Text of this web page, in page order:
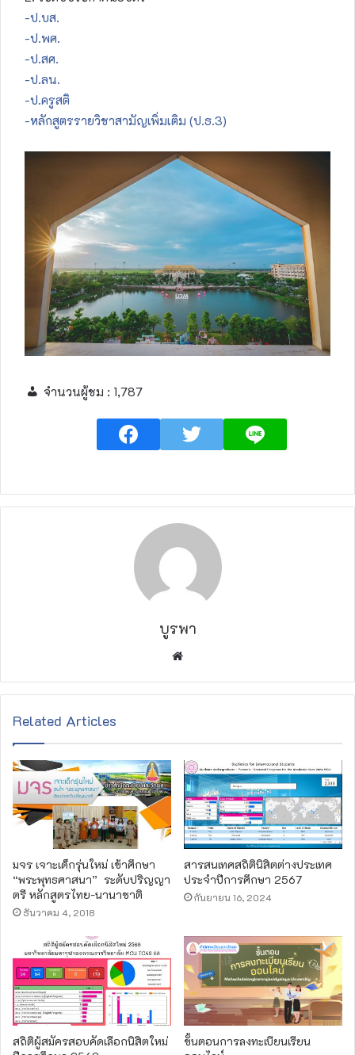
-ป.บส.
-ป.พศ.
-ป.สศ.
-ป.ลน.
-ป.ครูสติ
-หลักสูตรรายวิชาสามัญเพิ่มเติม (ป.ธ.3)
จำนวนผู้ชม : 1,787
บูรพา
b
e
Related Articles
มจร​ เจาะเด็กรุ่นใหม่​ เข้าศึกษา​
“พระพุทธศาสนา” ​ ระดับปริญญา
ตรี​ หลักสูตรไทย-นานาชาติ
ธันวาคม 4, 2018
สารสนเทศสถิตินิสิตต่างประเทศ
ประจำปีการศึกษา 2567
กันยายน 16, 2024
สถิติผู้สมัครสอบคัดเลือกนิสิตใหม่
ขั้นตอนการลงทะเบียนเรียน